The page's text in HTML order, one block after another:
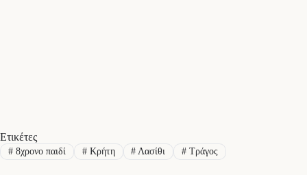
Ετικέτες
#8χρονο παιδί #Κρήτη # Λασίθι # Τράγος